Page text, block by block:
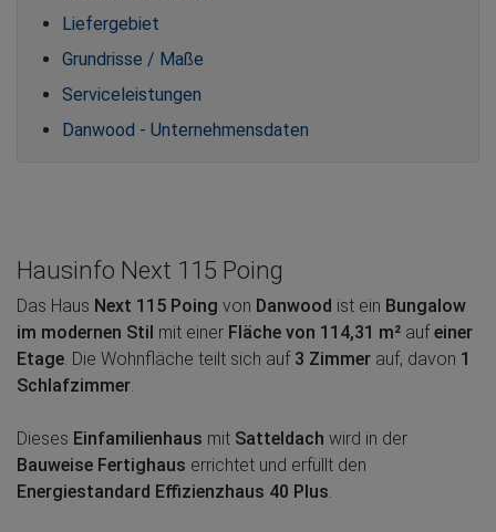
Liefergebiet
Grundrisse / Maße
Serviceleistungen
Danwood - Unternehmensdaten
Hausinfo Next 115 Poing
Das Haus Next 115 Poing von Danwood ist ein Bungalow
im modernen Stil mit einer Fläche von 114,31 m² aufeiner
Etage . Die Wohnfläche teilt sich auf 3 Zimmer auf, davon 1
Schlafzimmer
Dieses Einfamilienhaus mit Satteldach wird in der
Bauweise Fertighaus errichtet und erfüllt den
Energiestandard Effizienzhaus 40 Plus